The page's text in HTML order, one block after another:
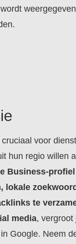
voor
hun regio willen
Business-
lokale
te
media, vergroot
Google. Neem